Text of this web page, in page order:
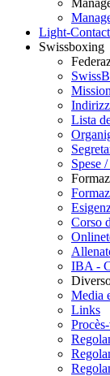
Light-Contact
Swissboxing
Lista
Spese
Corso
IBA -
Media
Links